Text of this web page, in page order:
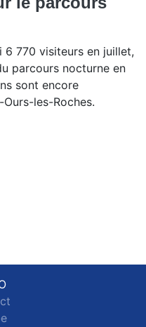
6 770 visiteurs en juillet,
parcours nocturne en
sont encore
les-Roches.